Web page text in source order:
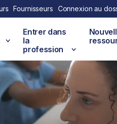
Fournisseurs Connexion au
Entrer dans
la
profession